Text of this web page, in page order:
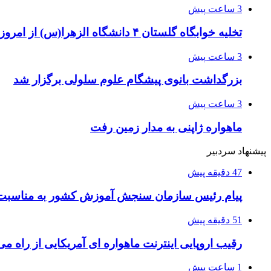
3 ساعت پیش
تخلیه خوابگاه گلستان ۴ دانشگاه الزهرا(س) از امروز
3 ساعت پیش
بزرگداشت بانوی پیشگام علوم سلولی برگزار شد
3 ساعت پیش
ماهواره ژاپنی به مدار زمین رفت
پیشنهاد سردبیر
47 دقیقه پیش
پیام رئیس سازمان سنجش آموزش کشور به مناسبت
51 دقیقه پیش
رقیب اروپایی اینترنت ماهواره ای آمریکایی از راه
1 ساعت پیش